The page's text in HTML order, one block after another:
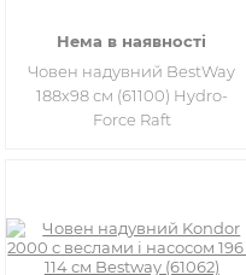
Нема в наявності
Човен надувний BestWay
188х98 см (61100) Hydro-
Force Raft